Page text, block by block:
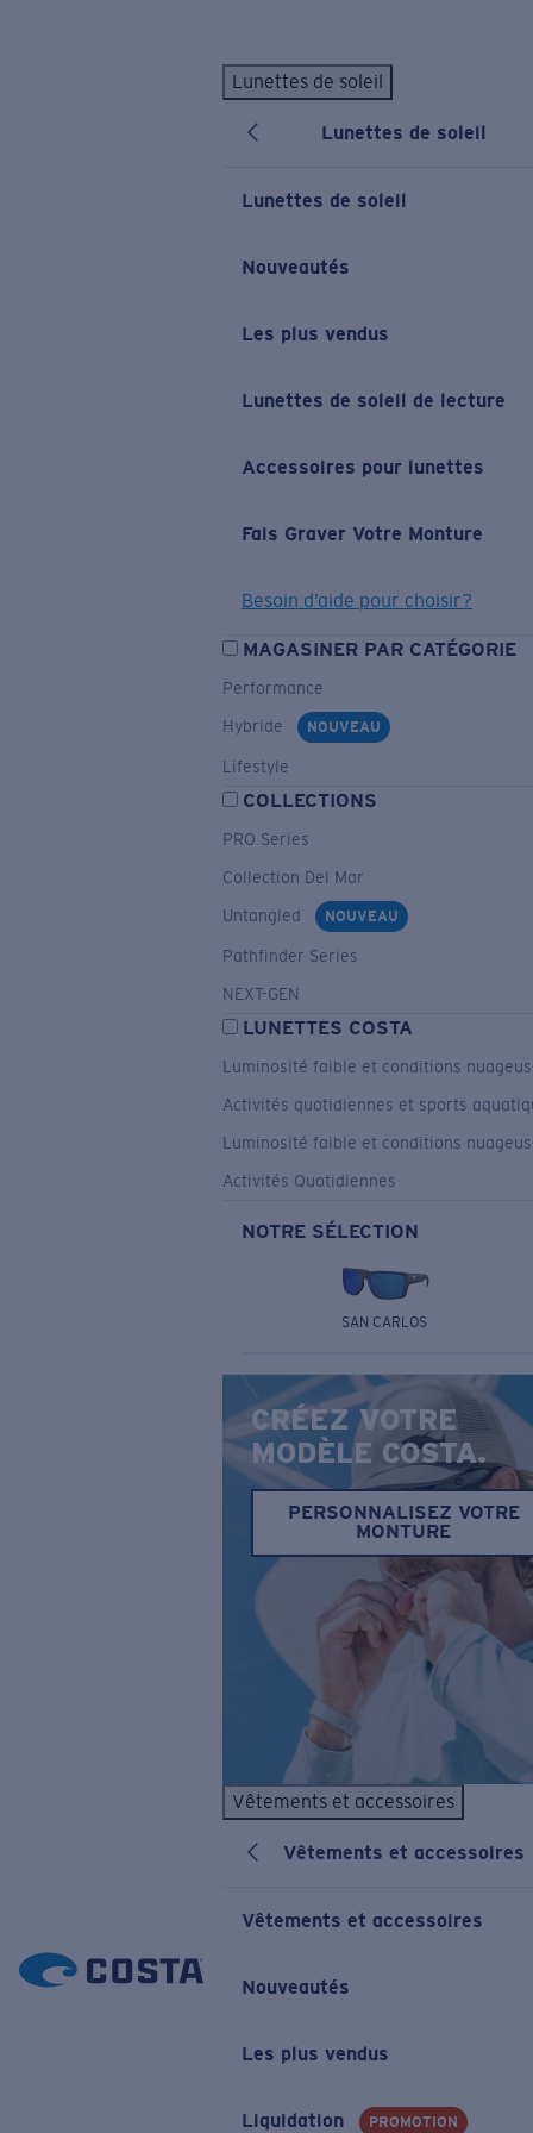
Lunettes de soleil
Lunettes de soleil
Lunettes de soleil
Nouveautés
Les plus vendus
Lunettes de soleil de lecture
Accessoires pour lunettes
Fais Graver Votre Monture
Besoin d’aide pour choisir?
MAGASINER PAR CATÉGORIE
Performance
Hybride
NOUVEAU
Lifestyle
COLLECTIONS
PRO Series
Collection Del Mar
Untangled
NOUVEAU
Pathfinder Series
NEXT-GEN
LUNETTES COSTA
Luminosité faible et conditions
Activités quotidiennes et sports
Luminosité faible et conditions
Activités Quotidiennes
NOTRE SÉLECTION
SAN CARLOS
CRÉEZ VOTRE
MODÈLE COSTA.
PERSONNALISEZ VOTRE
MONTURE
Vêtements et accessoires
Vêtements et accessoires
Vêtements et accessoires
Nouveautés
Les plus vendus
Liquidation PROMOTION
LES PLUS RECHERCHÉS
Lunettes de soleil personnalisées Nouveau